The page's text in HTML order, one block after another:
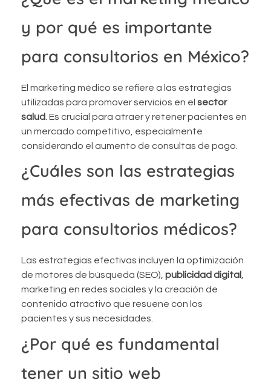
y por qué es importante
para consultorios en México?
El marketing médico se refiere a las estrategias
utilizadas para promover servicios en el sector
salud . Es crucial para atraer y retener pacientes en
un mercado competitivo, especialmente
considerando el aumento de consultas de pago.
¿Cuáles son las estrategias
más efectivas de marketing
para consultorios médicos?
Las estrategias efectivas incluyen la optimización
de motores de búsqueda (SEO), publicidad digital ,
marketing en redes sociales y la creación de
contenido atractivo que resuene con los
pacientes y sus necesidades.
¿Por qué es fundamental
tener un sitio web